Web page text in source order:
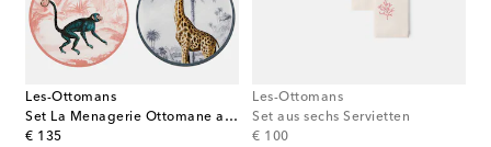
Les-Ottomans
Set La Menagerie Ottomane aus vier Tischsets
€ 135
original price
Les-Ottomans
Set aus sechs Servietten
€ 100
original price